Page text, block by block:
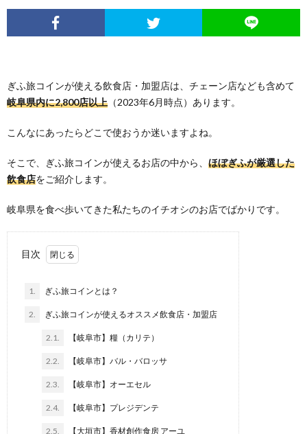
ぎふ旅コインが使える飲食店・加盟店は、チェーン店なども含めて
岐阜県内に2,800店以上 （2023年6月時点）あります。
こんなにあったらどこで使おうか迷いますよね。
そこで、ぎふ旅コインが使えるお店の中から、 ほぼぎふが厳選した
飲食店をご紹介します。
岐阜県を食べ歩いてきた私たちのイチオシのお店でばかりです。
目次
1. ぎふ旅コインとは？
2. ぎふ旅コインが使えるオススメ飲食店・加盟店
2.1. 【岐阜市】糧（カリテ）
2.2. 【岐阜市】バル・バロッサ
2.3. 【岐阜市】オーエセル
2.4. 【岐阜市】プレジデンテ
2.5. 【大垣市】香材創作食房 アーユ